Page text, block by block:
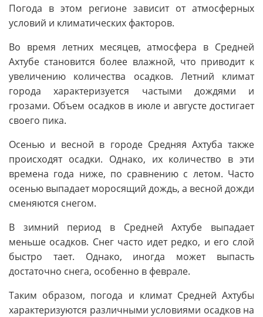
Погода в этом регионе зависит от атмосферных
условий и климатических факторов.
Во время летних месяцев, атмосфера в Средней
Ахтубе становится более влажной, что приводит к
увеличению количества осадков. Летний климат
города характеризуется частыми дождями и
грозами. Объем осадков в июле и августе достигает
своего пика.
Осенью и весной в городе Средняя Ахтуба также
происходят осадки. Однако, их количество в эти
времена года ниже, по сравнению с летом. Часто
осенью выпадает моросящий дождь, а весной дожди
сменяются снегом.
В зимний период в Средней Ахтубе выпадает
меньше осадков. Снег часто идет редко, и его слой
быстро тает. Однако, иногда может выпасть
достаточно снега, особенно в феврале.
Таким образом, погода и климат Средней Ахтубы
характеризуются различными условиями осадков на